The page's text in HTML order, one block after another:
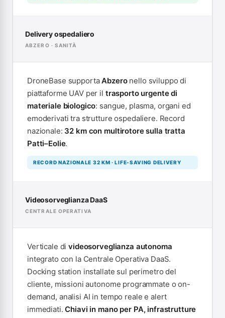
Delivery ospedaliero
ABZERO · SANITÀ
DroneBase supportaAbzeronello sviluppo di
piattaforme UAV per il trasporto urgente di
materiale biologico: sangue, plasma, organi ed
emoderivati tra strutture ospedaliere. Record
nazionale: 32 km con multirotore sulla tratta
Patti–Eolie.
RECORD NAZIONALE 32 KM · LIFE-SAVING DELIVERY
Videosorveglianza DaaS
CENTRALE OPERATIVA
Verticale divideosorveglianza autonoma
integrato con la Centrale Operativa DaaS.
Docking station installate sul perimetro del
cliente, missioni autonome programmate o on-
demand, analisi AI in tempo reale e alert
immediati.Chiavi in mano per PA, infrastrutture